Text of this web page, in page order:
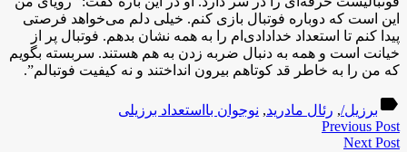
این است که دوباره فوتبال بازی کنم. خیلی دلم می‌خواهد فرصتی
پیدا کنم تا استعداد خدادادی‌ام را به همه نشان بدهم. فوتبال پر از
خیانت است و همه به دنبال ضربه زدن به هم هستند. سربسته بگویم
که من را به خاطر قد کوتاهم بیرون انداختند و نه کیفیت فوتبالم”.
label برزیل/, رئال مادرید, نوجوان بااستعداد برزیلی
Previous Post
Next Post